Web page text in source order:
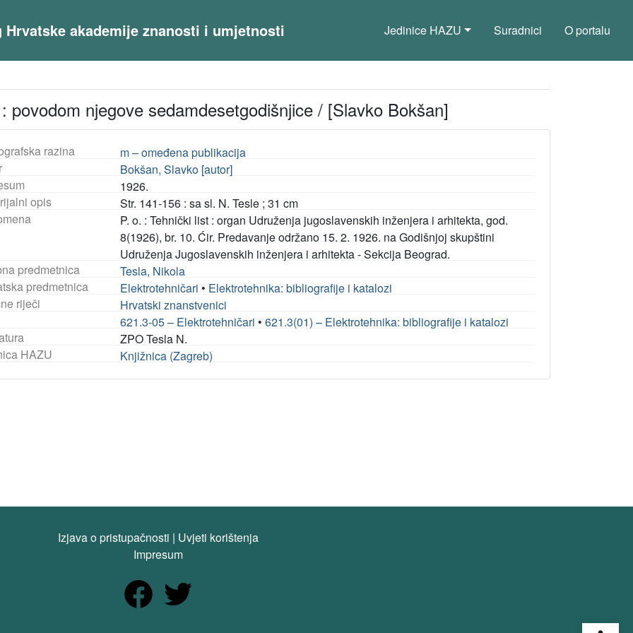
akademije znanosti i umjetnosti Jedinice HAZU Suradnici O portalu
povodom njegove sedamdesetgodišnjice / [Slavko Bokšan]
razina
m – omeđena publikacija
Bokšan, Slavko [autor]
1926.
opis
Str. 141-156 : sa sl. N. Tesle ; 31 cm
P. o. : Tehnički list : organ Udruženja jugoslavenskih inženjera i arhitekta, god.
8(1926), br. 10. Ćir. Predavanje održano 15. 2. 1926. na Godišnjoj skupštini
Udruženja Jugoslavenskih inženjera i arhitekta - Sekcija Beograd.
predmetnica
Tesla, Nikola
predmetnica
Elektrotehničari • Elektrotehnika: bibliografije i katalozi
riječi
Hrvatski znanstvenici
621.3-05 – Elektrotehničari •621.3(01) – Elektrotehnika: bibliografije i katalozi
ZPO Tesla N.
HAZU
Knjižnica (Zagreb)
Izjava o pristupačnosti | Uvjeti korištenja
Impresum